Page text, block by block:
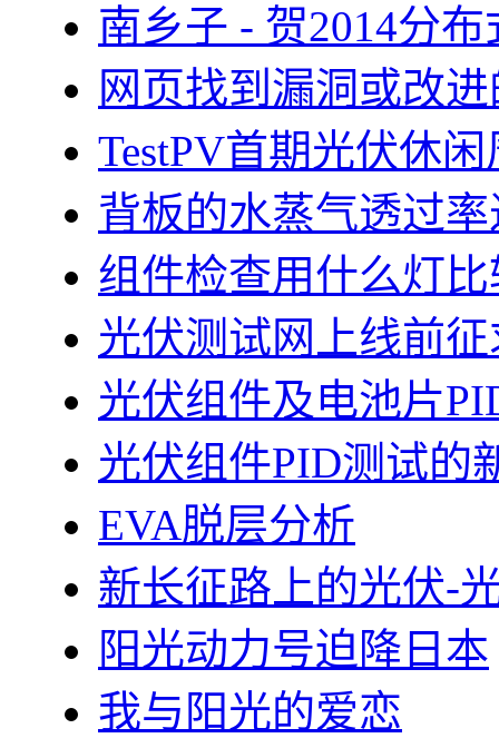
南乡子 - 贺2014分
网页找到漏洞或改
TestPV首期光伏休
背板的水蒸气透过
组件检查用什么灯
光伏测试网上线前
光伏组件及电池片
光伏组件PID测试的
EVA脱层分析
新长征路上的光伏-
阳光动力号迫降日本
我与阳光的爱恋